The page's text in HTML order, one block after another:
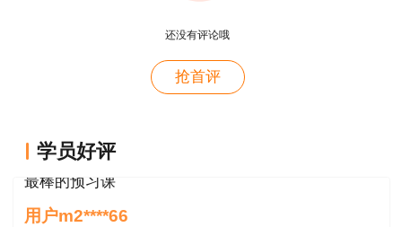
还没有评论哦
抢首评
学员好评
老师讲的很细致很认真，课件准备充分也非常有耐
心，听了老师的课很有收获，谢谢老师的付出和努
用户m0****88
最棒的预习课
用户m2****66